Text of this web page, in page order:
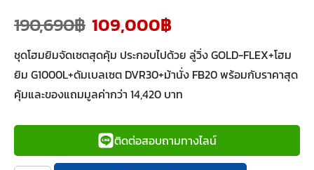
190,690฿ 109,000฿
ชุดโฮมยิมจัดเซตสุดคุ้ม ประกอบไปด้วย ลู่วิ่ง GOLD-FLEX+โฮม
ยิม G1000L+ดัมเบลเซต DVR30+ม้านั่ง FB20 พร้อมกับราคาสุด
คุ้มและของแถมมูลค่ากว่า 14,420 บาท
ติดต่อสอบถามทางไลน์